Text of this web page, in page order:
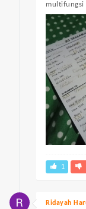
multifungsi
1
Ridayah